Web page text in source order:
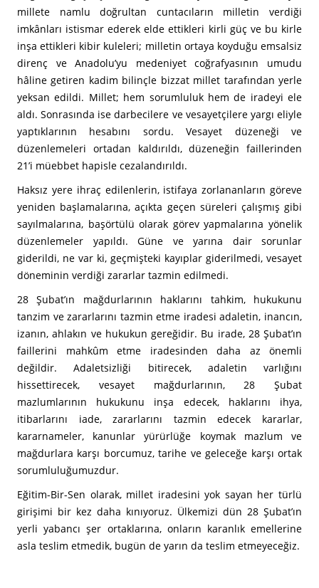
millete namlu doğrultan cuntacıların milletin verdiği
imkânları istismar ederek elde ettikleri kirli güç ve bu kirle
inşa ettikleri kibir kuleleri; milletin ortaya koyduğu emsalsiz
direnç ve Anadolu’yu medeniyet coğrafyasının umudu
hâline getiren kadim bilinçle bizzat millet tarafından yerle
yeksan edildi. Millet; hem sorumluluk hem de iradeyi ele
aldı. Sonrasında ise darbecilere ve vesayetçilere yargı eliyle
yaptıklarının hesabını sordu. Vesayet düzeneği ve
düzenlemeleri ortadan kaldırıldı, düzeneğin faillerinden
21’i müebbet hapisle cezalandırıldı.
Haksız yere ihraç edilenlerin, istifaya zorlananların göreve
yeniden başlamalarına, açıkta geçen süreleri çalışmış gibi
sayılmalarına, başörtülü olarak görev yapmalarına yönelik
düzenlemeler yapıldı. Güne ve yarına dair sorunlar
giderildi, ne var ki, geçmişteki kayıplar giderilmedi, vesayet
döneminin verdiği zararlar tazmin edilmedi.
28 Şubat’ın mağdurlarının haklarını tahkim, hukukunu
tanzim ve zararlarını tazmin etme iradesi adaletin, inancın,
izanın, ahlakın ve hukukun gereğidir. Bu irade, 28 Şubat’ın
faillerini mahkûm etme iradesinden daha az önemli
değildir. Adaletsizliği bitirecek, adaletin varlığını
hissettirecek, vesayet mağdurlarının, 28 Şubat
mazlumlarının hukukunu inşa edecek, haklarını ihya,
itibarlarını iade, zararlarını tazmin edecek kararlar,
kararnameler, kanunlar yürürlüğe koymak mazlum ve
mağdurlara karşı borcumuz, tarihe ve geleceğe karşı ortak
sorumluluğumuzdur.
Eğitim-Bir-Sen olarak, millet iradesini yok sayan her türlü
girişimi bir kez daha kınıyoruz. Ülkemizi dün 28 Şubat’ın
yerli yabancı şer ortaklarına, onların karanlık emellerine
asla teslim etmedik, bugün de yarın da teslim etmeyeceğiz.